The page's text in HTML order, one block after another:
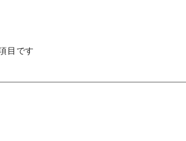
目です